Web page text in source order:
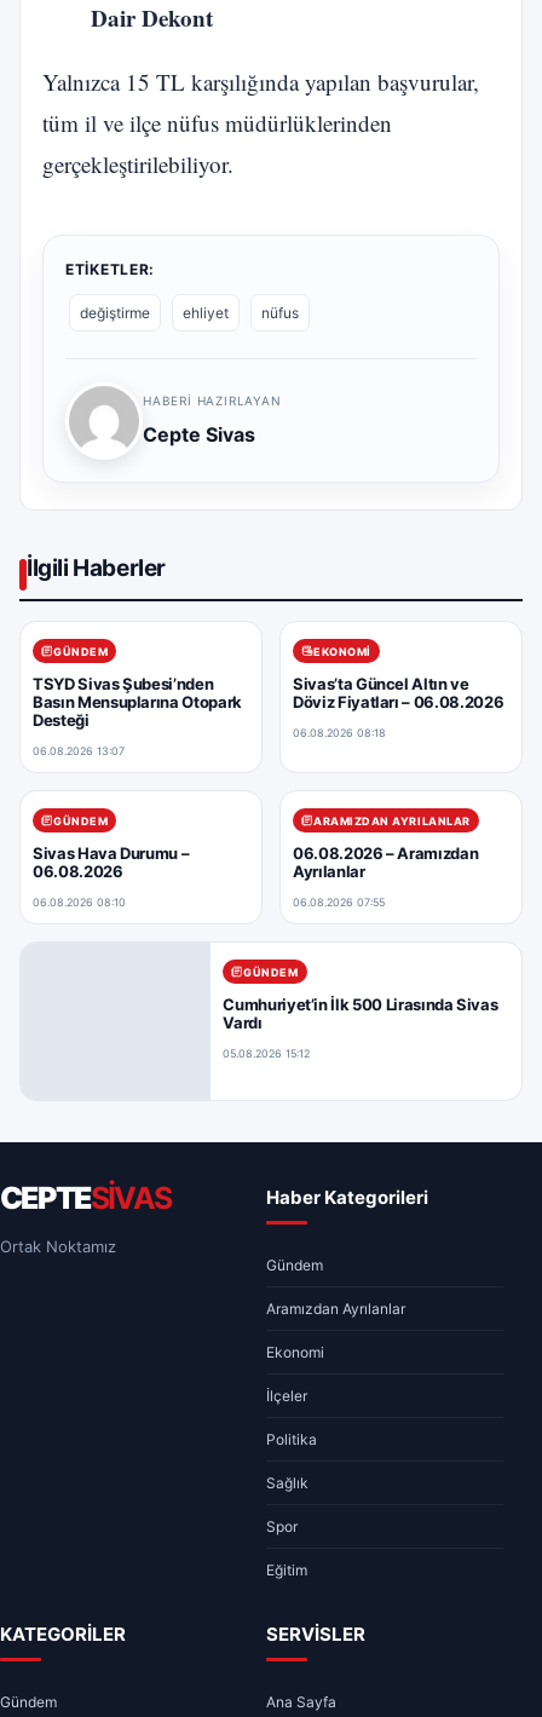
Dair Dekont
Yalnızca 15 TL karşılığında yapılan başvurular,
tüm il ve ilçe nüfus müdürlüklerinden
gerçekleştirilebiliyor.
ETIKETLER:
değiştirme ehliyet nüfus
HABERI HAZIRLAYAN
Cepte Sivas
İlgili Haberler
GÜNDEM
TSYD Sivas Şubesi’nden
Basın Mensuplarına Otopark
Desteği
06.08.2026 13:07
EKONOMI
Sivas’ta Güncel Altın ve
Döviz Fiyatları – 06.08.2026
06.08.2026 08:18
GÜNDEM
Sivas Hava Durumu –
06.08.2026
06.08.2026 08:10
ARAMIZDAN AYRILANLAR
06.08.2026 – Aramızdan
Ayrılanlar
06.08.2026 07:55
GÜNDEM
Cumhuriyet’in İlk 500 Lirasında Sivas
Vardı
05.08.2026 15:12
CEPTESİVAS
Ortak Noktamız
Haber Kategorileri
Gündem
Aramızdan Ayrılanlar
Ekonomi
İlçeler
Politika
Sağlık
Spor
Eğitim
KATEGORİLER
Gündem
SERVİSLER
Ana Sayfa